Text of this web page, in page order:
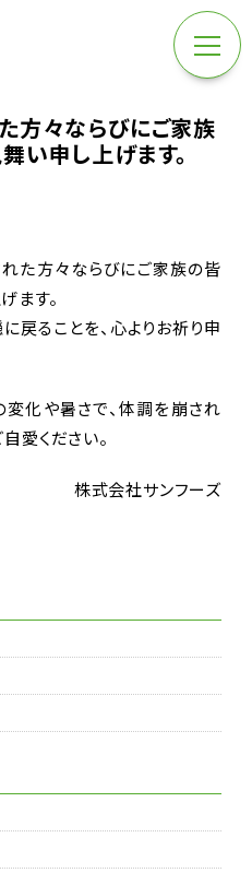
方々ならびにご家族
い申し上げます。
た方々ならびにご家族の皆
ます。
戻ることを、心よりお祈り申
化や暑さで、体調を崩され
愛ください。
株式会社サンフーズ